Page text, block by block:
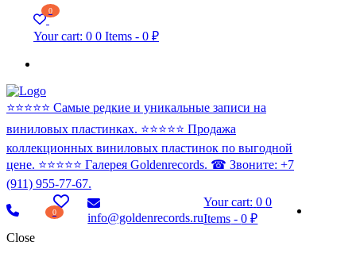
0
Your cart: 0 0 Items - 0 ₽
⭐️⭐️⭐️⭐️⭐️ Самые редкие и уникальные записи на
виниловых пластинках. ⭐️⭐️⭐️⭐️⭐️ Продажа
коллекционных виниловых пластинок по выгодной
цене. ⭐️⭐️⭐️⭐️⭐️ Галерея Goldenrecords. ☎ Звоните: +7
(911) 955-77-67.
0 info@goldenrecords.ru
Your cart: 00
Items -0 ₽
Close